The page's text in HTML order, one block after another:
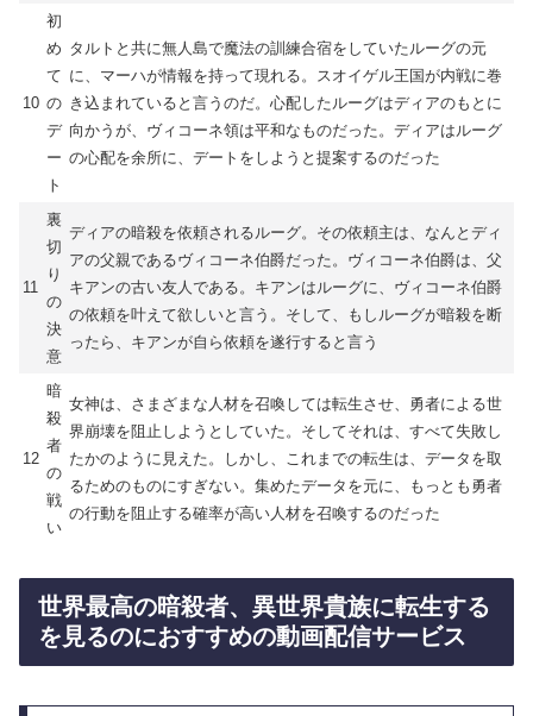
10
初
め
て
の
デ
ー
ト
タルトと共に無人島で魔法の訓練合宿をしていたルーグの元
に、マーハが情報を持って現れる。スオイゲル王国が内戦に巻
き込まれていると言うのだ。心配したルーグはディアのもとに
向かうが、ヴィコーネ領は平和なものだった。ディアはルーグ
の心配を余所に、デートをしようと提案するのだった
11
裏
切
り
の
決
意
ディアの暗殺を依頼されるルーグ。その依頼主は、なんとディ
アの父親であるヴィコーネ伯爵だった。ヴィコーネ伯爵は、父
キアンの古い友人である。キアンはルーグに、ヴィコーネ伯爵
の依頼を叶えて欲しいと言う。そして、もしルーグが暗殺を断
ったら、キアンが自ら依頼を遂行すると言う
12
暗
殺
者
の
戦
い
女神は、さまざまな人材を召喚しては転生させ、勇者による世
界崩壊を阻止しようとしていた。そしてそれは、すべて失敗し
たかのように見えた。しかし、これまでの転生は、データを取
るためのものにすぎない。集めたデータを元に、もっとも勇者
の行動を阻止する確率が高い人材を召喚するのだった
世界最高の暗殺者、異世界貴族に転生する
を見るのにおすすめの動画配信サービス